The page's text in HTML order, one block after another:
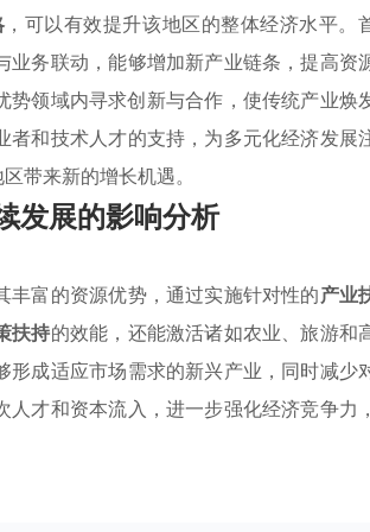
，可以有效提升该地区的整体经济水平。
务联动，能够增加新产业链条，提高资
势领域内寻求创新与合作，使传统产业焕
者和技术人才的支持，为多元化经济发展
带来新的增长机遇。
发展的影响分析
富的资源优势，通过实施针对性的产业
扶持的效能，还能激活诸如农业、旅游和
成适应市场需求的新兴产业，同时减少
才和资本流入，进一步强化经济竞争力，